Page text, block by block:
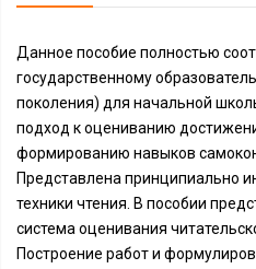
Данное пособие полностью
государственному
поколения) для начальной
подход к оцениванию
формированию навыков
Представлена принципиально
техники чтения. В пособии
система оценивания
Построение работ и